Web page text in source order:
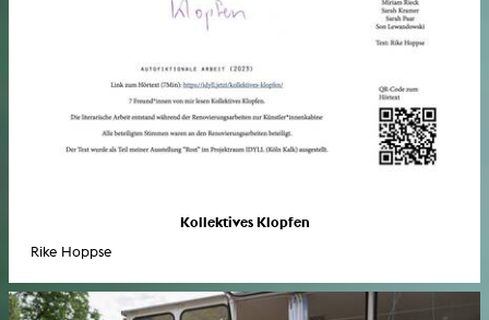
Kollektives Klopfen
Rike Hoppse